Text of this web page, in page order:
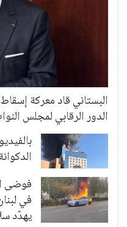
البستاني قاد معركة
الدور الرقابي لمجلس
فوضى
في
يهدّد